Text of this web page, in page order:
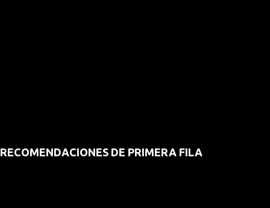
RECOMENDACIONES DE PRIMERA FILA